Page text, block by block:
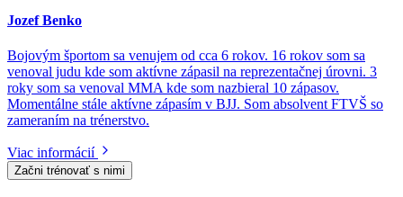
Jozef Benko
Bojovým športom sa venujem od cca 6 rokov. 16 rokov som sa
venoval judu kde som aktívne zápasil na reprezentačnej úrovni. 3
roky som sa venoval MMA kde som nazbieral 10 zápasov.
Momentálne stále aktívne zápasím v BJJ. Som absolvent FTVŠ so
zameraním na trénerstvo.
Viac informácií
Začni trénovať s nimi